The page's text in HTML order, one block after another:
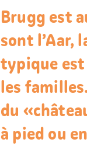
Brugg est
sont l’Aar,
typique
les
du
à pied ou